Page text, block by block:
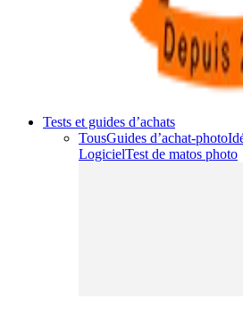
Tests et guides d’achats
TousGuides d’achat-photo
LogicielTest de matos photo